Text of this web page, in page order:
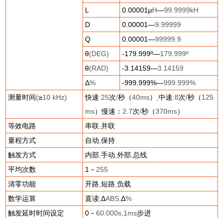
L
0.00001 μH—99.9999kH
D
0.00001—9.99999
Q
0.00001—99999.9
θ(DEG) -179.999º—179.999º
θ(RAD) -3.14159—3.14159
Δ% -999.999%—999.999%
测量时间(≥10 kHz) 快速:25次/秒（40ms） ,中速:8次/秒（125
ms）慢速： 2.7次/秒（370ms）
等效电路
串联 ,并联
量程方式
自动 ,保持
触发方式
内部 ,手动 ,外部 总线
平均次数
1 － 255
清零功能
开路 ,短路 ,负载
数学运算
直读 ,ΔABS,Δ%
触发延时时间设定
0 －60.000s,1ms步进